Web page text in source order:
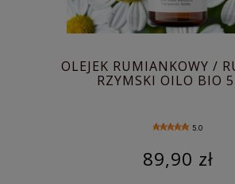
OLEJEK RUMIANKOWY /
RZYMSKI OILO BIO
5.0
89,90 zł